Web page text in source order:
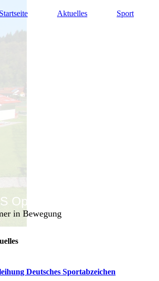
Startseite Aktuelles Sport
Oppenau 1905 e.V. -
in Bewegung
Deutsches Sportabzeichen